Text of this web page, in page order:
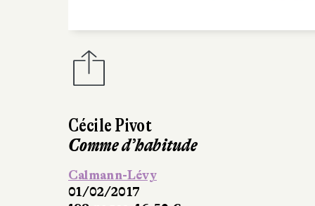
Laurent Savard
Gabin sans limites
Payot
11/01/2017